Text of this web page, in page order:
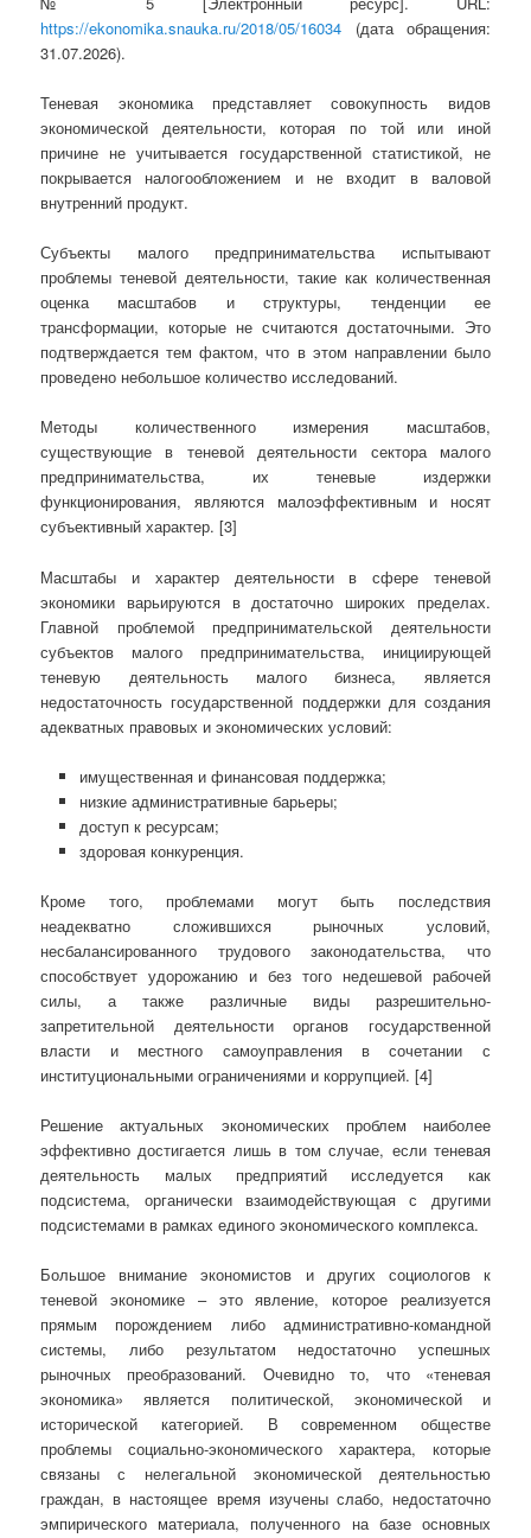
https://ekonomika.snauka.ru/2018/05/16034 (дата обращения:
31.07.2026).
Теневая экономика представляет совокупность видов
экономической деятельности, которая по той или иной
причине не учитывается государственной статистикой, не
покрывается налогообложением и не входит в валовой
внутренний продукт.
Субъекты малого предпринимательства испытывают
проблемы теневой деятельности, такие как количественная
оценка масштабов и структуры, тенденции ее
трансформации, которые не считаются достаточными. Это
подтверждается тем фактом, что в этом направлении было
проведено небольшое количество исследований.
Методы количественного измерения масштабов,
существующие в теневой деятельности сектора малого
предпринимательства, их теневые издержки
функционирования, являются малоэффективным и носят
субъективный характер. [3]
Масштабы и характер деятельности в сфере теневой
экономики варьируются в достаточно широких пределах.
Главной проблемой предпринимательской деятельности
субъектов малого предпринимательства, инициирующей
теневую деятельность малого бизнеса, является
недостаточность государственной поддержки для создания
адекватных правовых и экономических условий:
имущественная и финансовая поддержка;
низкие административные барьеры;
доступ к ресурсам;
здоровая конкуренция.
Кроме того, проблемами могут быть последствия
неадекватно сложившихся рыночных условий,
несбалансированного трудового законодательства, что
способствует удорожанию и без того недешевой рабочей
силы, а также различные виды разрешительно-
запретительной деятельности органов государственной
власти и местного самоуправления в сочетании с
институциональными ограничениями и коррупцией. [4]
Решение актуальных экономических проблем наиболее
эффективно достигается лишь в том случае, если теневая
деятельность малых предприятий исследуется как
подсистема, органически взаимодействующая с другими
подсистемами в рамках единого экономического комплекса.
Большое внимание экономистов и других социологов к
теневой экономике – это явление, которое реализуется
прямым порождением либо административно-командной
системы, либо результатом недостаточно успешных
рыночных преобразований. Очевидно то, что «теневая
экономика» является политической, экономической и
исторической категорией. В современном обществе
проблемы социально-экономического характера, которые
связаны с нелегальной экономической деятельностью
граждан, в настоящее время изучены слабо, недостаточно
эмпирического материала, полученного на базе основных